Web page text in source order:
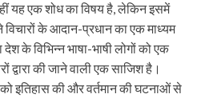
यह एक शोध का विषय है, लेकिन इसमें
विचारों के आदान-प्रधान का एक माध्यम
के विभिन्न भाषा-भाषी लोगों को एक
की जाने वाली एक साजिश है।
इतिहास की और वर्तमान की घटनाओं से